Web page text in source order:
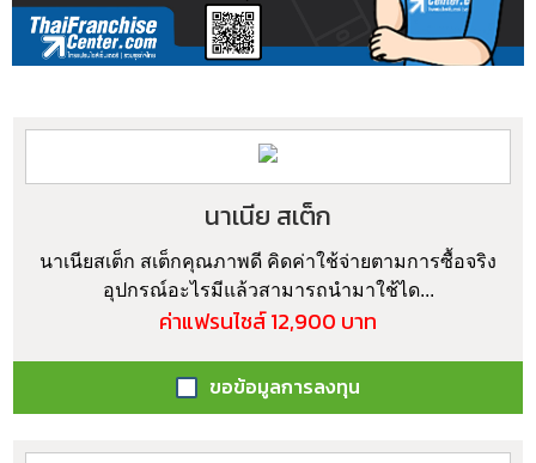
นาเนีย สเต็ก
นาเนียสเต็ก สเต็กคุณภาพดี คิดค่าใช้จ่ายตามการซื้อจริง
อุปกรณ์อะไรมีแล้วสามารถนำมาใช้ได...
ค่าแฟรนไชส์ 12,900 บาท
ขอข้อมูลการลงทุน